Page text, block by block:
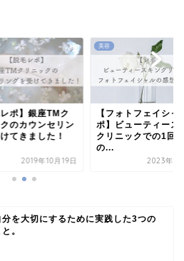
レポ】銀座TMク
のカウンセリン
てきました！
2019年10月19日
美容
【フォトフェイシャ
ポ】ビューティース
クリニックでの1回
の...
2023年7
分を大切にするために実践した3つの
。